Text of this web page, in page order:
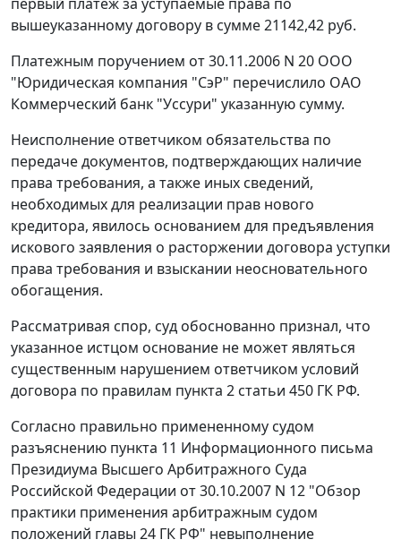
первый платеж за уступаемые права по
вышеуказанному договору в сумме 21142,42 руб.
Платежным поручением от 30.11.2006 N 20 ООО
"Юридическая компания "СэР" перечислило ОАО
Коммерческий банк "Уссури" указанную сумму.
Неисполнение ответчиком обязательства по
передаче документов, подтверждающих наличие
права требования, а также иных сведений,
необходимых для реализации прав нового
кредитора, явилось основанием для предъявления
искового заявления о расторжении договора уступки
права требования и взыскании неосновательного
обогащения.
Рассматривая спор, суд обоснованно признал, что
указанное истцом основание не может являться
существенным нарушением ответчиком условий
договора по правилам пункта 2 статьи 450 ГК РФ.
Согласно правильно примененному судом
разъяснению пункта 11 Информационного письма
Президиума Высшего Арбитражного Суда
Российской Федерации от 30.10.2007 N 12 "Обзор
практики применения арбитражным судом
положений главы 24 ГК РФ" невыполнение